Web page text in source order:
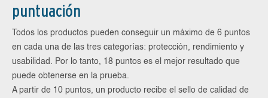
puntuación
Todos los productos pueden conseguir un máximo de 6 puntos
en cada una de las tres categorías: protección, rendimiento y
usabilidad. Por lo tanto, 18 puntos es el mejor resultado que
puede obtenerse en la prueba.
A partir de 10 puntos, un producto recibe el sello de calidad de